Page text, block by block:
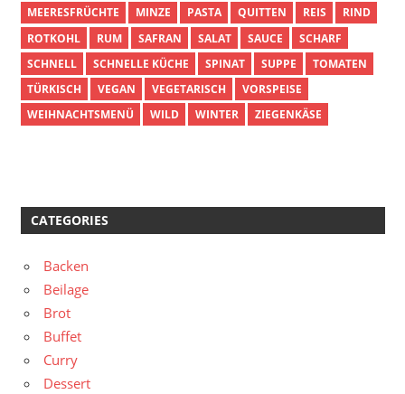
MEERESFRÜCHTE MINZE PASTA QUITTEN REIS
RIND
ROTKOHL
RUM SAFRAN SALAT SAUCE
SCHARF
SCHNELL
SCHNELLE KÜCHE SPINAT SUPPE
TOMATEN
TÜRKISCH
VEGAN VEGETARISCH
VORSPEISE
WEIHNACHTSMENÜ
WILD WINTER ZIEGENKÄSE
CATEGORIES
Backen
Beilage
Brot
Buffet
Curry
Dessert